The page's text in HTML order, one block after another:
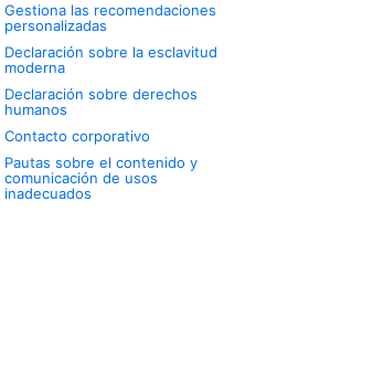
Gestiona las recomendaciones
personalizadas
Declaración sobre la esclavitud
moderna
Declaración sobre derechos
humanos
Contacto corporativo
Pautas sobre el contenido y
comunicación de usos
inadecuados